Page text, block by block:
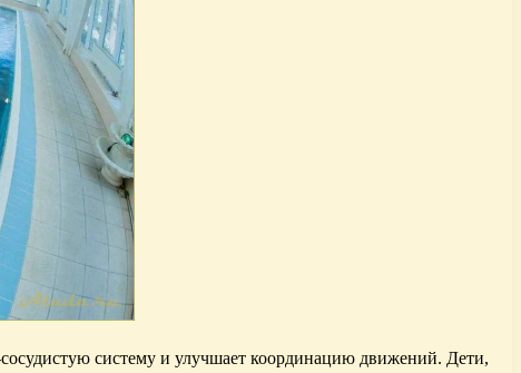
систему и улучшает координацию движений. Дети,